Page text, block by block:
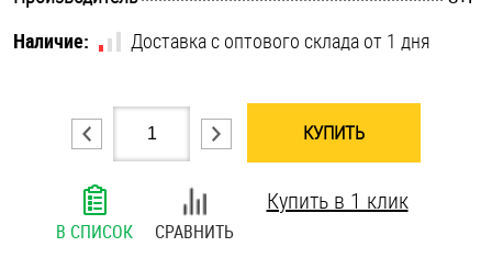
Шплинты
Штифты и пальцы
Наличие:
Доставка с оптового склада от 1 дня
КУПИТЬ
В СПИСОК СРАВНИТЬ
Купить в 1 клик